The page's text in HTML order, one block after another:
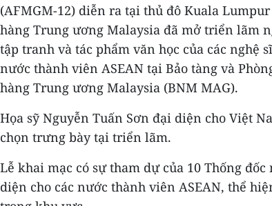
(AFMGM-12) diễn ra tại thủ đô Kuala
hàng Trung ương Malaysia đã mở triển lãm
tập tranh và tác phẩm văn học của các nghệ
nước thành viên ASEAN tại Bảo tàng và
hàng Trung ương Malaysia (BNM MAG).
Họa sỹ Nguyễn Tuấn Sơn đại diện cho Việt
chọn trưng bày tại triển lãm.
Lễ khai mạc có sự tham dự của 10 Thống
diện cho các nước thành viên ASEAN, thể